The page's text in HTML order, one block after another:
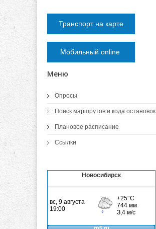
Транспорт на карте
Мобильный online
Меню
Опросы
Поиск маршрутов и кода остановок
Плановое расписание
Ссылки
Новосибирск